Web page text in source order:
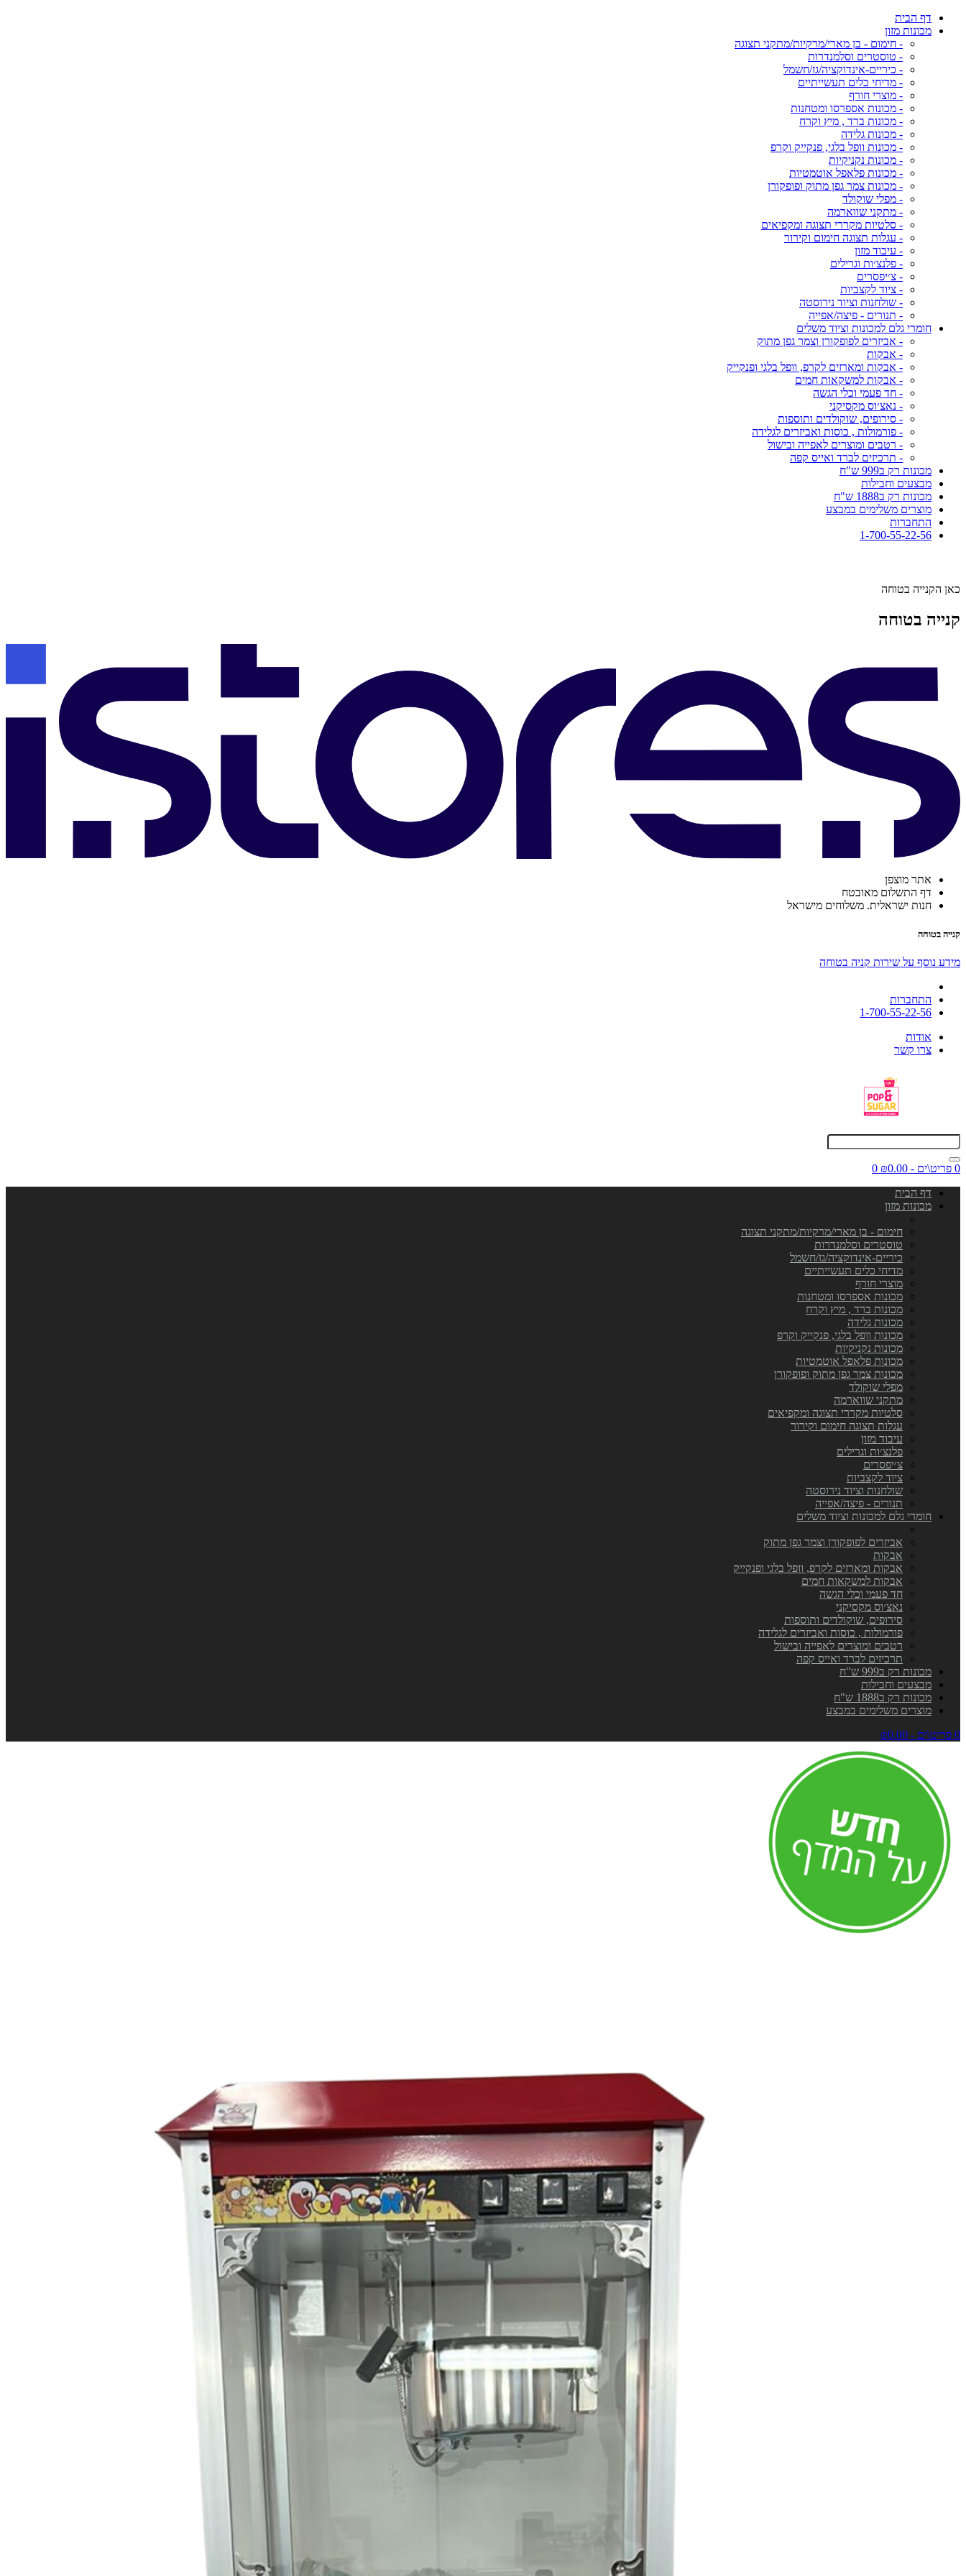
דף הבית
מכונות מזון
- חימום - בן מארי/מרקיות/מתקני תצוגה
- טוסטרים וסלמנדרות
- כיריים-אינדוקציה/גז/חשמל
- מדיחי כלים תעשייתיים
- מוצרי חורף
- מכונות אספרסו ומטחנות
- מכונות ברד , מיץ וקרח
- מכונות גלידה
- מכונות וופל בלגי, פנקייק וקרפ
- מכונות נקניקיות
- מכונות פלאפל אוטמטיות
- מכונות צמר גפן מתוק ופופקורן
- מפלי שוקולד
- מתקני שווארמה
- סלטיות מקררי תצוגה ומקפיאים
- עגלות תצוגה חימום וקירור
- עיבוד מזון
- פלנצ׳ות וגרילים
- צ׳יפסרים
- ציוד לקצביות
- שולחנות וציוד נירוסטה
- תנורים - פיצה/אפייה
חומרי גלם למכונות וציוד משלים
- אביזרים לפופקורן וצמר גפן מתוק
- אבקות
- אבקות ומארזים לקרפ, וופל בלגי ופנקייק
- אבקות למשקאות חמים
- חד פעמי וכלי הגשה
- נאצ׳וס מקסיקני
- סירופים, שוקולדים ותוספות
- פורמולות , כוסות ואביזרים לגלידה
- רטבים ומוצרים לאפייה ובישול
- תרכיזים לברד ואייס קפה
מכונות רק ב999 ש"ח
מבצעים וחבילות
מכונות רק ב1888 ש"ח
מוצרים משלימים במבצע
התחברות
1-700-55-22-56
כאן הקנייה בטוחה
קנייה בטוחה
אתר מוצפן
דף התשלום מאובטח
חנות ישראלית. משלוחים מישראל
קנייה בטוחה
מידע נוסף על שירות קניה בטוחה
התחברות
1-700-55-22-56
אודות
צרו קשר
0 פריט\ים - ₪0.00
0
דף הבית
מכונות מזון
חימום - בן מארי/מרקיות/מתקני תצוגה
טוסטרים וסלמנדרות
כיריים-אינדוקציה/גז/חשמל
מדיחי כלים תעשייתיים
מוצרי חורף
מכונות אספרסו ומטחנות
מכונות ברד , מיץ וקרח
מכונות גלידה
מכונות וופל בלגי, פנקייק וקרפ
מכונות נקניקיות
מכונות פלאפל אוטמטיות
מכונות צמר גפן מתוק ופופקורן
מפלי שוקולד
מתקני שווארמה
סלטיות מקררי תצוגה ומקפיאים
עגלות תצוגה חימום וקירור
עיבוד מזון
פלנצ׳ות וגרילים
צ׳יפסרים
ציוד לקצביות
שולחנות וציוד נירוסטה
תנורים - פיצה/אפייה
חומרי גלם למכונות וציוד משלים
אביזרים לפופקורן וצמר גפן מתוק
אבקות
אבקות ומארזים לקרפ, וופל בלגי ופנקייק
אבקות למשקאות חמים
חד פעמי וכלי הגשה
נאצ׳וס מקסיקני
סירופים, שוקולדים ותוספות
פורמולות , כוסות ואביזרים לגלידה
רטבים ומוצרים לאפייה ובישול
תרכיזים לברד ואייס קפה
מכונות רק ב999 ש"ח
מבצעים וחבילות
מכונות רק ב1888 ש"ח
מוצרים משלימים במבצע
0 פריט\ים - ₪0.00